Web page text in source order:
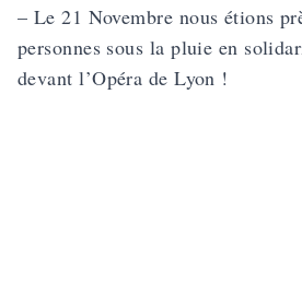
– Le 21 Novembre nous étions
personnes sous la pluie en
devant l’Opéra de Lyon !